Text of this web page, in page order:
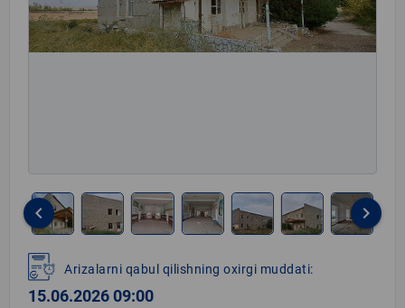
1
of
8
keyboard_arrow_left keyboard_arrow_right
Arizalarni qabul qilishning oxirgi muddati:
15.06.2026 09:00